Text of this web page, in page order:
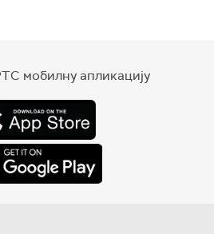
мобилну апликацију